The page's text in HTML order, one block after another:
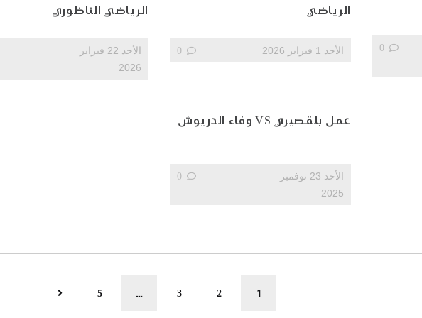
الرياضي الناظوري
الأحد 22 فبراير
2026
الرياضي
الأحد 1 فبراير 2026 0 0
عمل بلقصيري VS وفاء الدريوش
الأحد 23 نوفمبر
2025
0
1
2
3
…
5